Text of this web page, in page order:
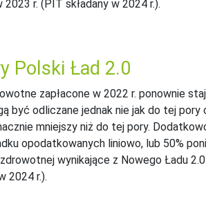
r. (PIT składany w 2024 r.).
Polski Ład 2.0
zapłacone w 2022 r. ponownie
być odliczane jednak nie jak do tej pory
mniejszy niż do tej pory.
opodatkowanych liniowo, lub 50%
wynikające z Nowego Ładu
2024 r.).